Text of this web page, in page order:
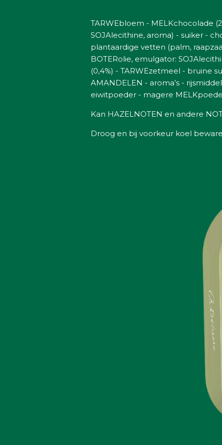
TARWEbloem - MELKchocolade
SOJAlecithine, aroma) - suiker -
plantaardige vetten (palm,
BOTERolie, emulgator:
(0,4%) - TARWEzetmeel - bruine
AMANDELEN - aroma’s -
eiwitpoeder - magere
Kan HAZELNOTEN en andere
Droog en bij voorkeur koel